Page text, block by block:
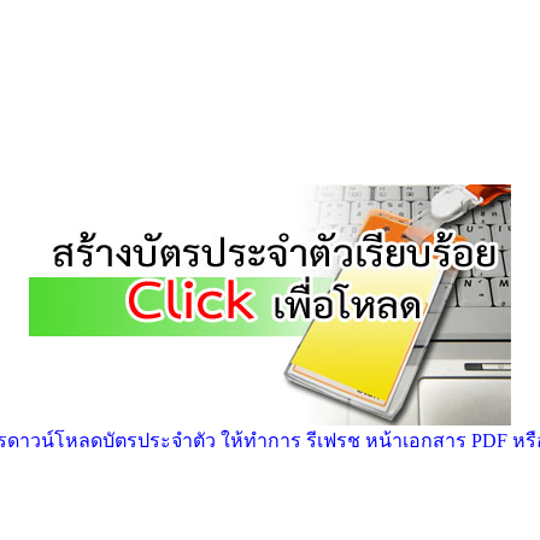
าวน์โหลดบัตรประจำตัว ให้ทำการ รีเฟรช หน้าเอกสาร PDF ห